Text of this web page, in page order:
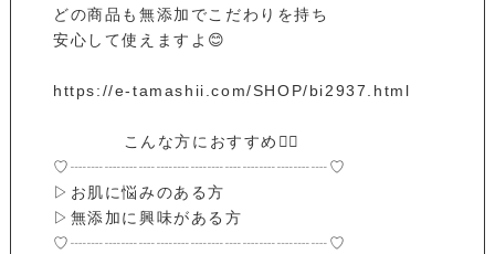
どの商品も無添加でこだわりを持ち
安心して使えますよ😊
https://e-tamashii.com/SHOP/bi2937.html
こんな方におすすめ💁‍♀️
♡┈┈┈┈┈┈┈┈┈┈┈┈┈┈┈♡
▷お肌に悩みのある方
▷無添加に興味がある方
♡┈┈┈┈┈┈┈┈┈┈┈┈┈┈┈♡